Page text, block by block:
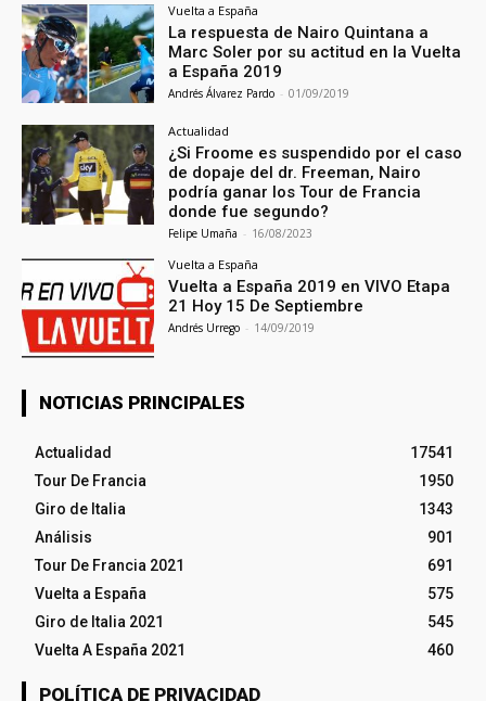
Vuelta a España
La respuesta de Nairo Quintana a
Marc Soler por su actitud en la Vuelta
a España 2019
Andrés Álvarez Pardo - 01/09/2019
Actualidad
¿Si Froome es suspendido por el caso
de dopaje del dr. Freeman, Nairo
podría ganar los Tour de Francia
donde fue segundo?
Felipe Umaña - 16/08/2023
Vuelta a España
Vuelta a España 2019 en VIVO Etapa
21 Hoy 15 De Septiembre
Andrés Urrego - 14/09/2019
NOTICIAS PRINCIPALES
Actualidad
17541
Tour De Francia
1950
Giro de Italia
1343
Análisis
901
Tour De Francia 2021
691
Vuelta a España
575
Giro de Italia 2021
545
Vuelta A España 2021
460
POLÍTICA DE PRIVACIDAD